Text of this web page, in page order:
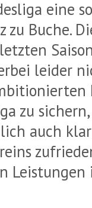
eine
Buche.
leider
zu
auch
Leistungen